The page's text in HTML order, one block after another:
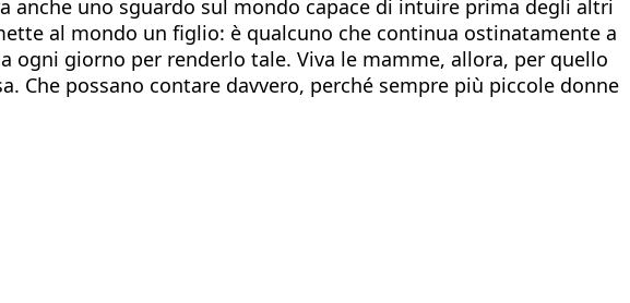
anche uno sguardo sul mondo capace di intuire prima degli altri
al mondo un figlio: è qualcuno che continua ostinatamente a
ogni giorno per renderlo tale. Viva le mamme, allora, per quello
Che possano contare davvero, perché sempre più piccole donne